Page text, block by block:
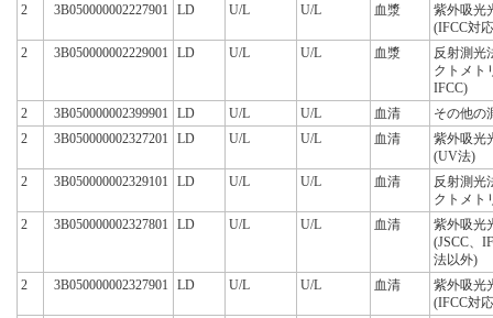
2
3B050000002227901 LD U/L U/L 血漿
紫外吸光
(IFCC対
2
3B050000002229001 LD U/L U/L 血漿
反射測光
クトメト
IFCC)
2
3B050000002399901 LD U/L U/L 血清
その他の
2
3B050000002327201 LD U/L U/L 血清
紫外吸光
(UV法)
2
3B050000002329101 LD U/L U/L 血清
反射測光
クトメト
2
3B050000002327801 LD U/L U/L 血清
紫外吸光
(JSCC、
法以外)
2
3B050000002327901 LD U/L U/L 血清
紫外吸光
(IFCC対